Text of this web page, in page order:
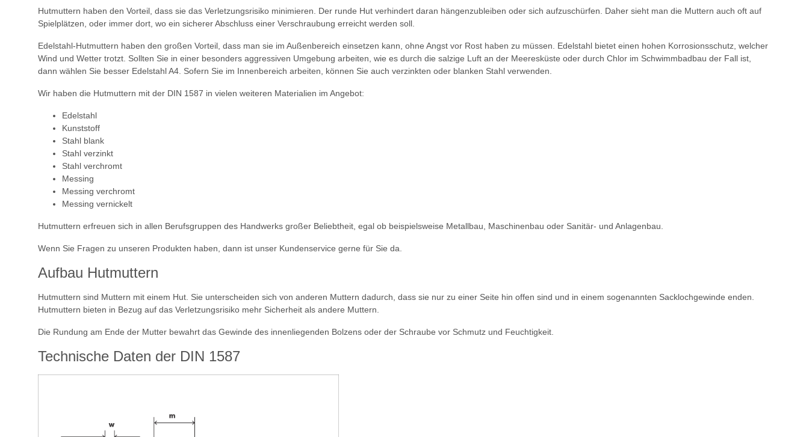
Hutmuttern haben den Vorteil, dass sie das Verletzungsrisiko minimieren. Der runde Hut verhindert daran hängenzubleiben oder sich aufzuschürfen. Daher sieht man die Muttern auch oft auf
Spielplätzen, oder immer dort, wo ein sicherer Abschluss einer Verschraubung erreicht werden soll.
Edelstahl-Hutmuttern haben den großen Vorteil, dass man sie im Außenbereich einsetzen kann, ohne Angst vor Rost haben zu müssen. Edelstahl bietet einen hohen Korrosionsschutz, welcher
Wind und Wetter trotzt. Sollten Sie in einer besonders aggressiven Umgebung arbeiten, wie es durch die salzige Luft an der Meeresküste oder durch Chlor im Schwimmbadbau der Fall ist,
dann wählen Sie besser Edelstahl A4. Sofern Sie im Innenbereich arbeiten, können Sie auch verzinkten oder blanken Stahl verwenden.
Wir haben die Hutmuttern mit der DIN 1587 in vielen weiteren Materialien im Angebot:
Edelstahl
Kunststoff
Stahl blank
Stahl verzinkt
Stahl verchromt
Messing
Messing verchromt
Messing vernickelt
Hutmuttern erfreuen sich in allen Berufsgruppen des Handwerks großer Beliebtheit, egal ob beispielsweise Metallbau, Maschinenbau oder Sanitär- und Anlagenbau.
Wenn Sie Fragen zu unseren Produkten haben, dann ist unser Kundenservice gerne für Sie da.
Aufbau Hutmuttern
Hutmuttern sind Muttern mit einem Hut. Sie unterscheiden sich von anderen Muttern dadurch, dass sie nur zu einer Seite hin offen sind und in einem sogenannten Sacklochgewinde enden.
Hutmuttern bieten in Bezug auf das Verletzungsrisiko mehr Sicherheit als andere Muttern.
Die Rundung am Ende der Mutter bewahrt das Gewinde des innenliegenden Bolzens oder der Schraube vor Schmutz und Feuchtigkeit.
Technische Daten der DIN 1587